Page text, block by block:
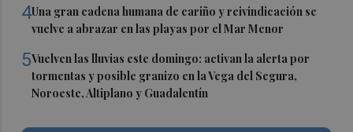
4Una gran cadena humana de cariño y reivindicación se
vuelve a abrazar en las playas por el Mar Menor
5Vuelven las lluvias este domingo: activan la alerta por
tormentas y posible granizo en la Vega del Segura,
Noroeste, Altiplano y Guadalentín